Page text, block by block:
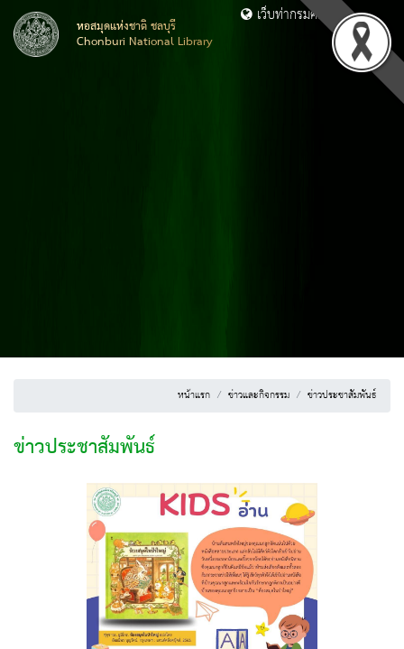
หอสมุดแห่งชาติ ชลบุรี
Chonburi National Library
เว็บท่ากรมศิลปากร
หน้าแรก ข่าวและกิจกรรม ข่าวประชาสัมพันธ์
ข่าวประชาสัมพันธ์